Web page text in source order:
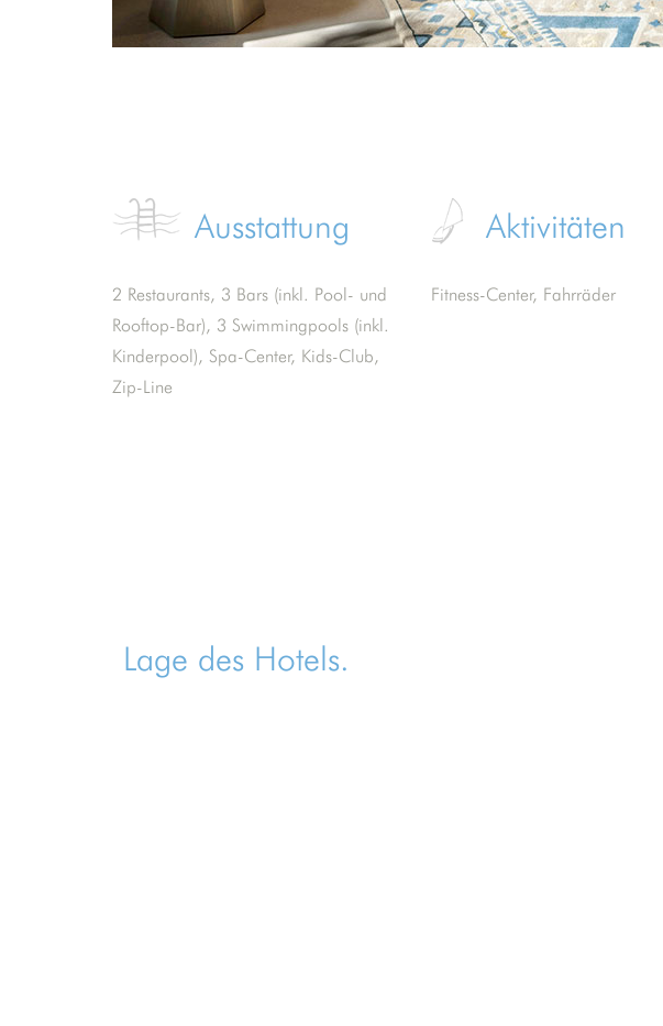
Ausstattung
2 Restaurants, 3 Bars (inkl. Pool- und
Rooftop-Bar), 3 Swimmingpools (inkl.
Kinderpool), Spa-Center, Kids-Club,
Zip-Line
Aktivitäten
Fitness-Center, Fahrräder
Lage des Hotels.